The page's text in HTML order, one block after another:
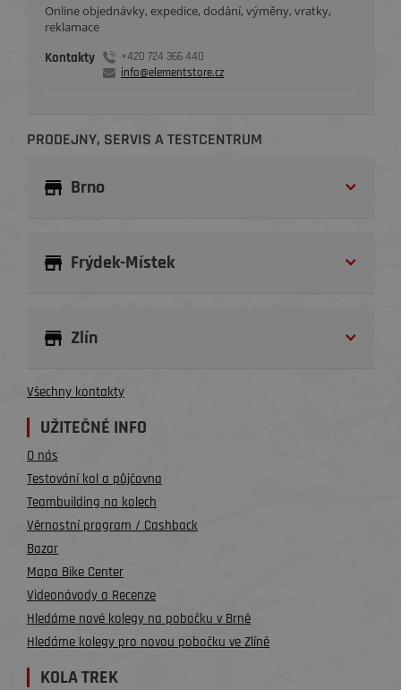
Online objednávky, expedice, dodání, výměny, vratky,
reklamace
Kontakty
+420 724 366 440
info@elementstore.cz
PRODEJNY, SERVIS A TESTCENTRUM
Brno
Frýdek-Místek
Zlín
Všechny kontakty
UŽITEČNÉ INFO
O nás
Testování kol a půjčovna
Teambuilding na kolech
Věrnostní program / Cashback
Bazar
Mapa Bike Center
Videonávody a Recenze
Hledáme nové kolegy na pobočku v Brně
Hledáme kolegy pro novou pobočku ve Zlíně
KOLA TREK